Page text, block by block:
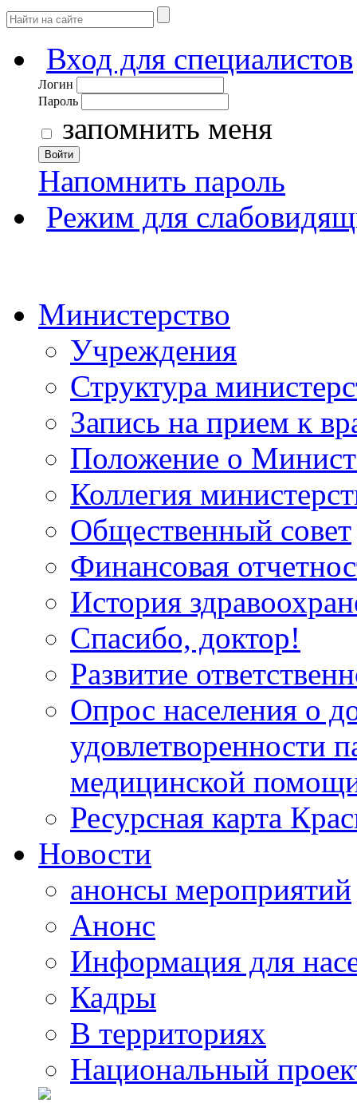
Вход для специалистов
Логин
Пароль
запомнить меня
Войти
Напомнить пароль
Режим для
Министерство
Учреждения
Структура
Запись на прием к
Положение о
Коллегия
Общественный совет
Финансовая
История
Спасибо, доктор!
Развитие
Опрос населения о
удовлетворенности
медицинской
Ресурсная карта
Новости
анонсы мероприятий
Анонс
Информация для
Кадры
В территориях
Национальный